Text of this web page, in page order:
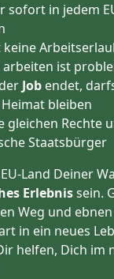
sofort in jedem
ist
Job endet,
bleiben
gleichen Rechte
Staatsbürger
Land Deiner
Erlebnissein.
Weg und
in ein neues
helfen, Dich im